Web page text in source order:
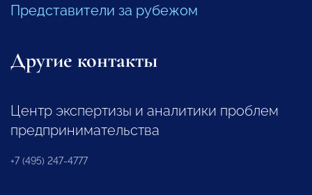
Представители за рубежом
Другие контакты
Центр экспертизы и аналитики проблем
предпринимательства
+7 (495) 247-4777